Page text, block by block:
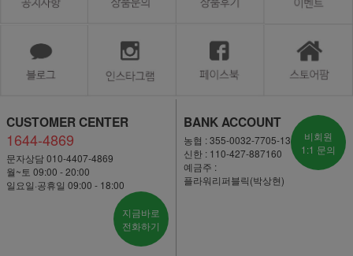
CUSTOMER CENTER
1644-4869
문자상담 010-4407-4869
월~토 09:00 - 20:00
일요일·공휴일 09:00 - 18:00
지금바로
전화하기
BANK ACCOUNT
농협 : 355-0032-7705-13
신한 : 110-427-887160
예금주 :
플라워리퍼블릭(박상현)
비회원
1:1 문의